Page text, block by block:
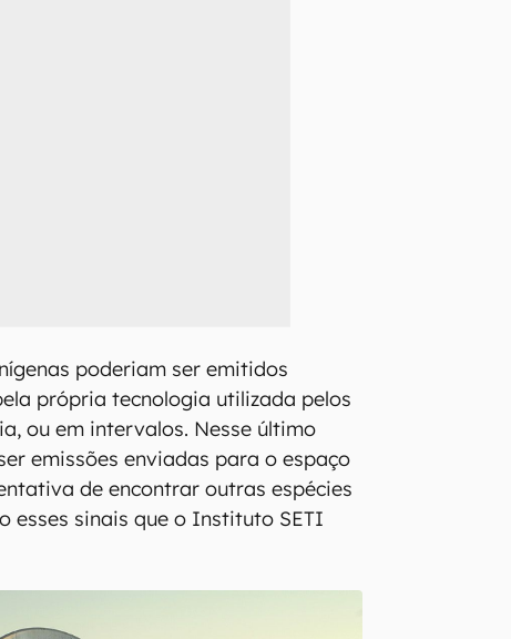
poderiam ser emitidos
própria tecnologia utilizada pelos
ou em intervalos. Nesse último
emissões enviadas para o espaço
de encontrar outras espécies
esses sinais que o Instituto SETI